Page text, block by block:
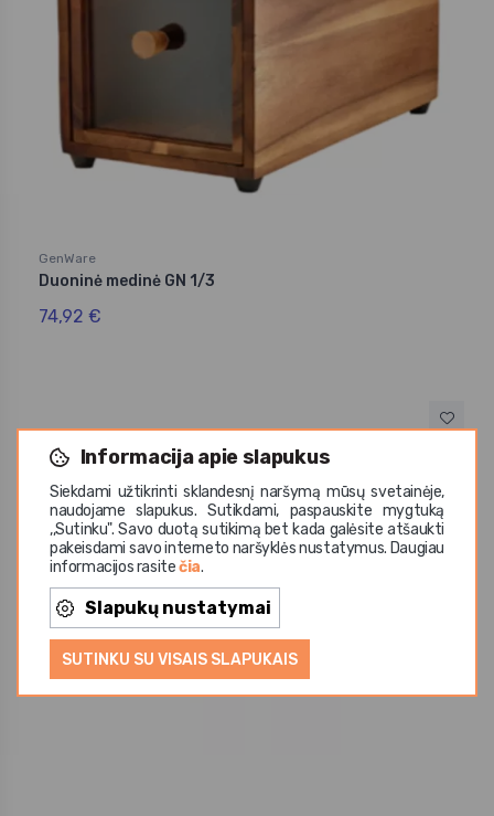
Informacija apie slapukus
Siekdami užtikrinti sklandesnį naršymą mūsų svetainėje,
naudojame slapukus. Sutikdami, paspauskite mygtuką
,,Sutinku". Savo duotą sutikimą bet kada galėsite atšaukti
pakeisdami savo interneto naršyklės nustatymus. Daugiau
informacijos rasitečia.
Slapukų nustatymai
SUTINKU SU VISAIS SLAPUKAIS
GenWare
Duoninė medinė GN 1/3
74,92 €